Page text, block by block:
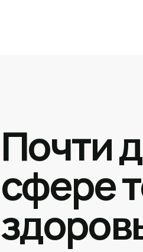
Почти
сфере